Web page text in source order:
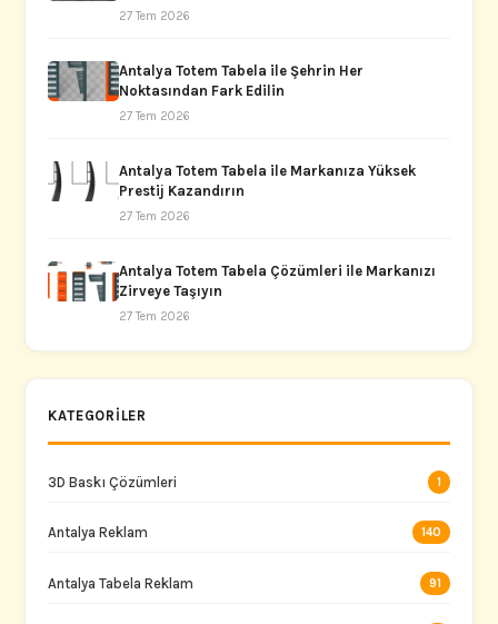
27 Tem 2026
Antalya Totem Tabela ile Şehrin Her
Noktasından Fark Edilin
27 Tem 2026
Antalya Totem Tabela ile Markanıza Yüksek
Prestij Kazandırın
27 Tem 2026
Antalya Totem Tabela Çözümleri ile Markanızı
Zirveye Taşıyın
27 Tem 2026
KATEGORILER
3D Baskı Çözümleri 1
Antalya Reklam 140
Antalya Tabela Reklam 91